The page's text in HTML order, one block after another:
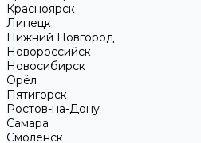
Красноярск
Липецк
Нижний Новгород
Новороссийск
Новосибирск
Орёл
Пятигорск
Ростов-на-Дону
Самара
Смоленск